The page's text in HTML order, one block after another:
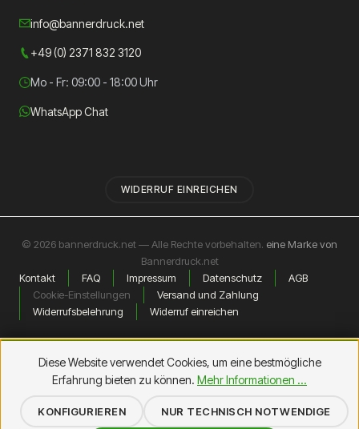
info@bannerdruck.net
+49 (0) 2371 832 3120
Mo - Fr: 09:00 - 18:00 Uhr
WhatsApp Chat
WIDERRUF EINREICHEN
© 2026 bannerdruck.net — Alle Rechte vorbehalten. eine Marke von
Bannerdruck.net
Kontakt
FAQ Impressum Datenschutz
AGB
Cookie-Einstellungen
Versand und Zahlung
Widerrufsbelehrung
Widerruf einreichen
Diese Website verwendet Cookies, um eine bestmögliche
Erfahrung bieten zu können. Mehr Informationen ...
NUR TECHNISCH NOTWENDIGE
KONFIGURIEREN